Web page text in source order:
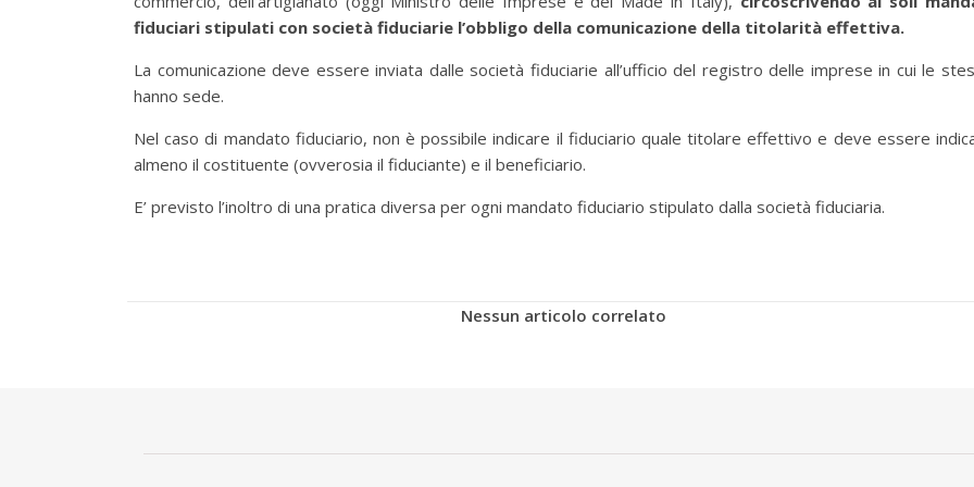
fiduciari stipulati con società fiduciarie l’obbligo della comunicazione della titolarità effettiva.
La comunicazione deve essere inviata dalle società fiduciarie all’ufficio del registro delle imprese in cui le
hanno sede.
Nel caso di mandato fiduciario, non è possibile indicare il fiduciario quale titolare effettivo e deve essere
almeno il costituente (ovverosia il fiduciante) e il beneficiario.
E’ previsto l’inoltro di una pratica diversa per ogni mandato fiduciario stipulato dalla società fiduciaria.
Nessun articolo correlato